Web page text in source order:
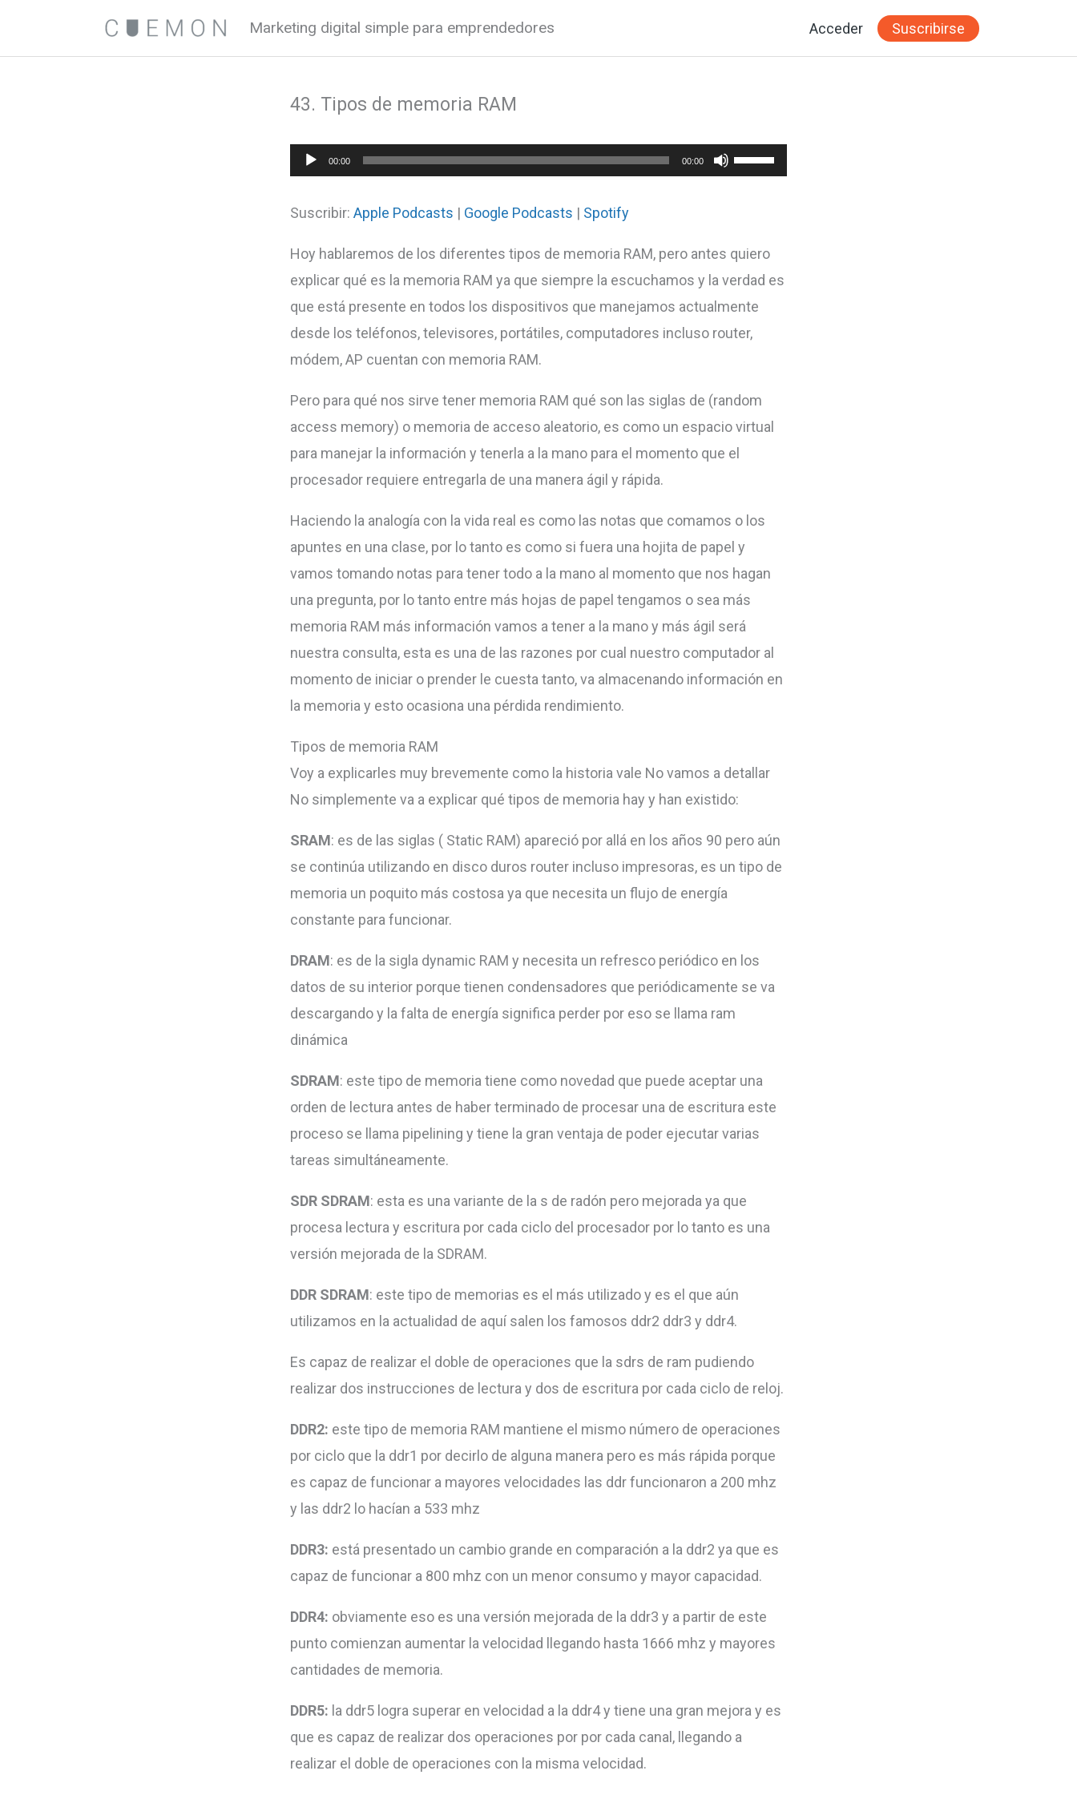
Marketing digital simple para emprendedores Acceder Suscribirse
43. Tipos de memoria RAM
Reproductor
audio
00:00 00:00
Utiliza
flecha
arriba/abajo
para
aumentar
disminuir
el
volumen.
Suscribir:Apple Podcasts | Google Podcasts | Spotify
Hoy hablaremos de los diferentes tipos de memoria RAM, pero antes quiero
explicar qué es la memoria RAM ya que siempre la escuchamos y la verdad es
que está presente en todos los dispositivos que manejamos actualmente
desde los teléfonos, televisores, portátiles, computadores incluso router,
módem, AP cuentan con memoria RAM.
Pero para qué nos sirve tener memoria RAM qué son las siglas de (random
access memory) o memoria de acceso aleatorio, es como un espacio virtual
para manejar la información y tenerla a la mano para el momento que el
procesador requiere entregarla de una manera ágil y rápida.
Haciendo la analogía con la vida real es como las notas que comamos o los
apuntes en una clase, por lo tanto es como si fuera una hojita de papel y
vamos tomando notas para tener todo a la mano al momento que nos hagan
una pregunta, por lo tanto entre más hojas de papel tengamos o sea más
memoria RAM más información vamos a tener a la mano y más ágil será
nuestra consulta, esta es una de las razones por cual nuestro computador al
momento de iniciar o prender le cuesta tanto, va almacenando información en
la memoria y esto ocasiona una pérdida rendimiento.
Tipos de memoria RAM
Voy a explicarles muy brevemente como la historia vale No vamos a detallar
No simplemente va a explicar qué tipos de memoria hay y han existido:
SRAM: es de las siglas ( Static RAM) apareció por allá en los años 90 pero aún
se continúa utilizando en disco duros router incluso impresoras, es un tipo de
memoria un poquito más costosa ya que necesita un flujo de energía
constante para funcionar.
DRAM: es de la sigla dynamic RAM y necesita un refresco periódico en los
datos de su interior porque tienen condensadores que periódicamente se va
descargando y la falta de energía significa perder por eso se llama ram
dinámica
SDRAM: este tipo de memoria tiene como novedad que puede aceptar una
orden de lectura antes de haber terminado de procesar una de escritura este
proceso se llama pipelining y tiene la gran ventaja de poder ejecutar varias
tareas simultáneamente.
SDR SDRAM: esta es una variante de la s de radón pero mejorada ya que
procesa lectura y escritura por cada ciclo del procesador por lo tanto es una
versión mejorada de la SDRAM.
DDR SDRAM: este tipo de memorias es el más utilizado y es el que aún
utilizamos en la actualidad de aquí salen los famosos ddr2 ddr3 y ddr4.
Es capaz de realizar el doble de operaciones que la sdrs de ram pudiendo
realizar dos instrucciones de lectura y dos de escritura por cada ciclo de reloj.
DDR2: este tipo de memoria RAM mantiene el mismo número de operaciones
por ciclo que la ddr1 por decirlo de alguna manera pero es más rápida porque
es capaz de funcionar a mayores velocidades las ddr funcionaron a 200 mhz
y las ddr2 lo hacían a 533 mhz
DDR3: está presentado un cambio grande en comparación a la ddr2 ya que es
capaz de funcionar a 800 mhz con un menor consumo y mayor capacidad.
DDR4: obviamente eso es una versión mejorada de la ddr3 y a partir de este
punto comienzan aumentar la velocidad llegando hasta 1666 mhz y mayores
cantidades de memoria.
DDR5: la ddr5 logra superar en velocidad a la ddr4 y tiene una gran mejora y es
que es capaz de realizar dos operaciones por por cada canal, llegando a
realizar el doble de operaciones con la misma velocidad.